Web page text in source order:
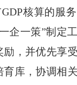
核算的服
企一策”制定
，并优先享
库，协调相